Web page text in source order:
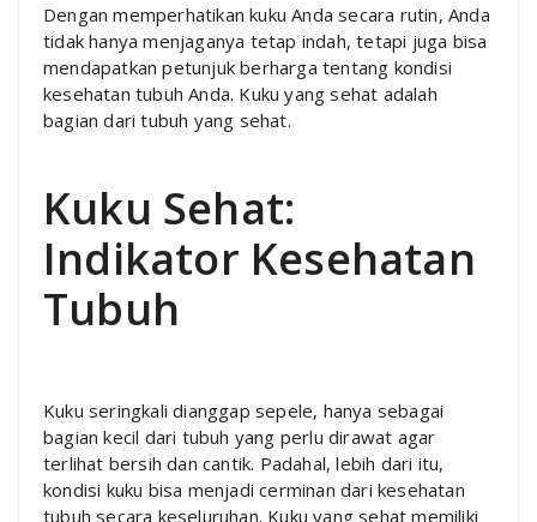
Dengan memperhatikan kuku Anda secara rutin, Anda
tidak hanya menjaganya tetap indah, tetapi juga bisa
mendapatkan petunjuk berharga tentang kondisi
kesehatan tubuh Anda. Kuku yang sehat adalah
bagian dari tubuh yang sehat.
Kuku Sehat:
Indikator Kesehatan
Tubuh
Kuku seringkali dianggap sepele, hanya sebagai
bagian kecil dari tubuh yang perlu dirawat agar
terlihat bersih dan cantik. Padahal, lebih dari itu,
kondisi kuku bisa menjadi cerminan dari kesehatan
tubuh secara keseluruhan. Kuku yang sehat memiliki